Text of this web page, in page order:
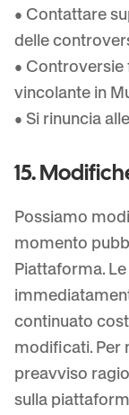
• Contattare
delle
•
vincolante in
• Si rinuncia
15.
Possiamo
momento
Piattaforma.
continuato
modificati. Per
preavviso
sulla